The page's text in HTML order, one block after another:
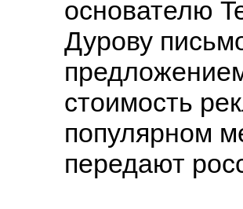
основателю
Дурову
стоимость
популярном
передают